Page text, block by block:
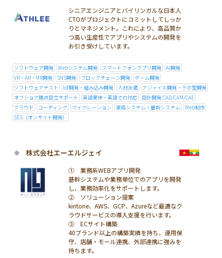
シニアエンジニアとバイリンガルな日本人
CTOがプロジェクトにコミットしてしっか
りとマネジメント。これにより、高品質か
つ高い生産性でアプリやシステムの開発を
お引き受けしています。
ソフトウェア開発 Webシステム開発 スマートフォンアプリ開発 AI開発
VR・AR・MR開発
SNS開発 ブロックチェーン開発 ゲーム開発
ソフトウェアテスト
IoT開発・組み込み開発 人材派遣
アジャイル開発・ラボ型開発
オフショア拠点設立サポート
英語案件・英語での対応 設計開発 CAD/CAM/CAE
クラウド
コーディング マイグレーション 業務システム・基幹システム
Web制作
SES（オンサイト開発）
株式会社エーエルジェイ
① 業務系WEBアプリ開発
基幹システムや業務単位でのアプリを開発
し、業務効率化をサポートします。
② ソリューション提案
kintone、AWS、GCP、Azureなど最適なク
ラウドサービスの導入支援を行います。
③ ECサイト構築
40ブランド以上の構築実績を持ち、運用保
守、店舗・モール連携、外部連携に強みを
持ちます。